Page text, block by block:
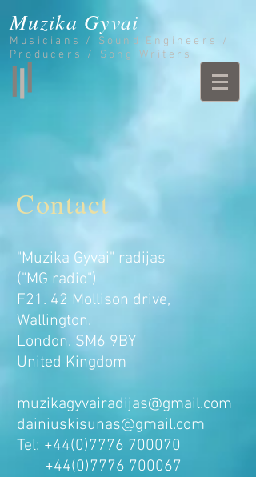
Muzika Gyvai
Musicians / Sound Engineers /
Producers / Song Writers
Contact
"Muzika Gyvai" radijas
("MG radio")
F21. 42 Mollison drive,
Wallington.
London. SM6 9BY
United Kingdom
muzikagyvairadijas@gmail.com
dainiuskisunas@gmail.com
Tel: +44(0)7776 700070
+44(0)7776 700067